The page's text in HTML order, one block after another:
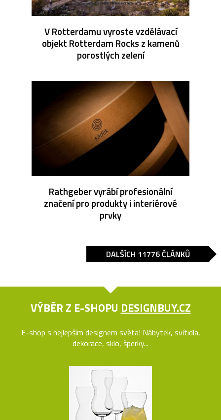
V Rotterdamu vyroste vzdělávací
objekt Rotterdam Rocks z kamenů
porostlých zelení
Rathgeber vyrábí profesionální
značení pro produkty i interiérové
prvky
DALŠÍCH 11776 ČLÁNKŮ
VÝBĚR Z E-SHOPU DESIGNBUY.CZ
E-shop s nejlepším designem světa! Nábytek, svítidla,
dekorace, sklo, šperky...